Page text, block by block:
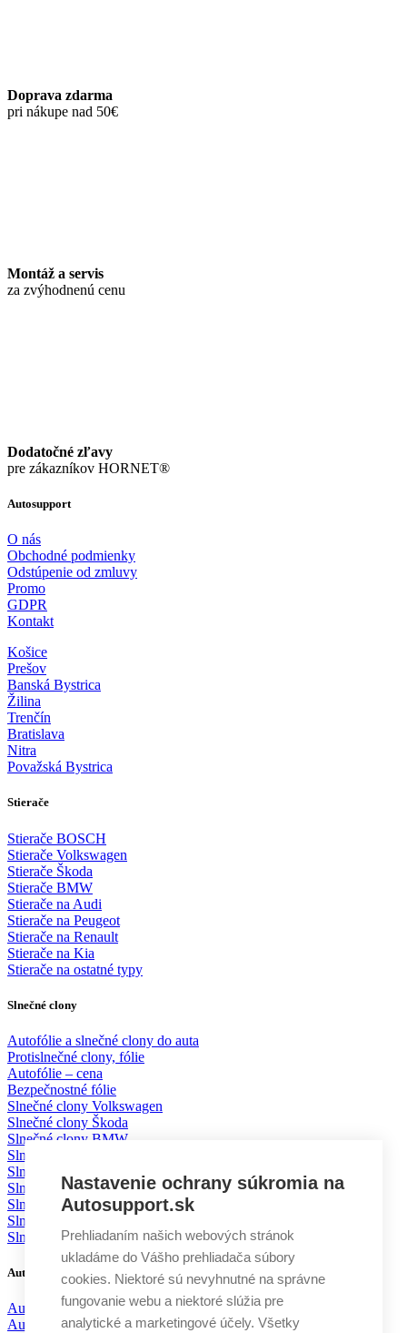
Doprava zdarma
pri nákupe nad 50€
Montáž a servis
za zvýhodnenú cenu
Dodatočné zľavy
pre zákazníkov HORNET®
Autosupport
O nás
Obchodné podmienky
Odstúpenie od zmluvy
Promo
GDPR
Kontakt
Košice
Prešov
Banská Bystrica
Žilina
Trenčín
Bratislava
Nitra
Považská Bystrica
Stierače
Stierače BOSCH
Stierače Volkswagen
Stierače Škoda
Stierače BMW
Stierače na Audi
Stierače na Peugeot
Stierače na Renault
Stierače na Kia
Stierače na ostatné typy
Slnečné clony
Autofólie a slnečné clony do auta
Protislnečné clony, fólie
Autofólie – cena
Bezpečnostné fólie
Slnečné clony Volkswagen
Slnečné clony Škoda
Slnečné clony BMW
Slnečné clony Mercedes
Slnečné clony Mazda
Slnečné clony Toyota
Slnečné clony Ford
Slnečné clony KIA
Slnečné clony Volvo
Autodoplnky
Autochémia
Autokozmetika
Nastavenie ochrany súkromia na
Autosupport.sk
Prehliadaním našich webových stránok
ukladáme do Vášho prehliadača súbory
cookies. Niektoré sú nevyhnutné na správne
fungovanie webu a niektoré slúžia pre
analytické a marketingové účely. Všetky